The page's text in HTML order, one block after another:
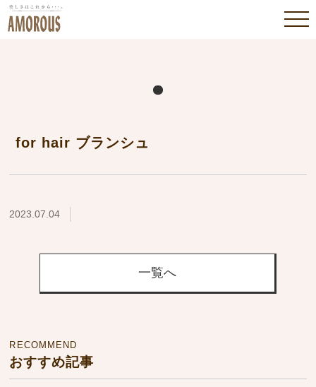
for hair ブランシュ
2023.07.04
一覧へ
RECOMMEND
おすすめ記事